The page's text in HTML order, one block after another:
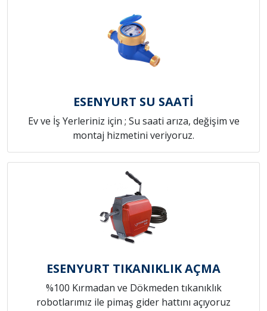
ESENYURT SU SAATİ
Ev ve İş Yerleriniz için ; Su saati arıza, değişim ve
montaj hizmetini veriyoruz.
ESENYURT TIKANIKLIK AÇMA
%100 Kırmadan ve Dökmeden tıkanıklık
robotlarımız ile pimaş gider hattını açıyoruz